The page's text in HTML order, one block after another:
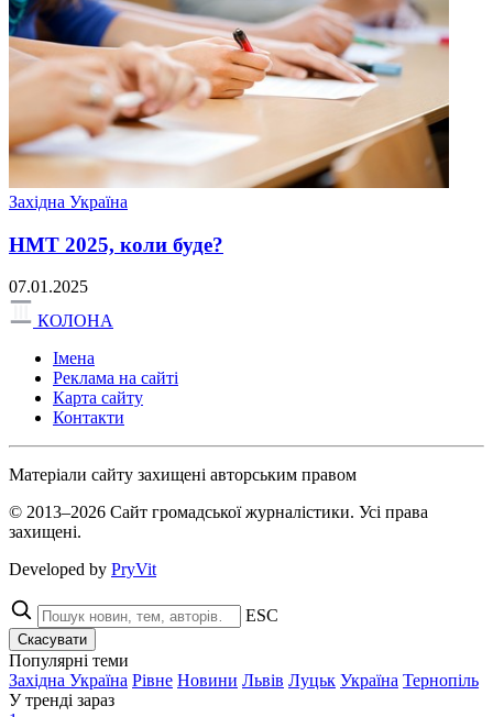
Західна Україна
НМТ 2025, коли буде?
07.01.2025
КОЛОНА
Імена
Реклама на сайті
Карта сайту
Контакти
Матеріали сайту захищені авторським правом
© 2013–2026 Сайт громадської журналістики. Усі права
захищені.
Developed by PryVit
ESC
Скасувати
Популярні теми
Західна Україна Рівне Новини Львів Луцьк Україна Тернопіль
У тренді зараз